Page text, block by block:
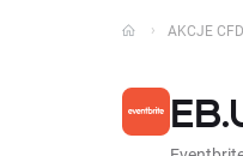
AKCJE CFD